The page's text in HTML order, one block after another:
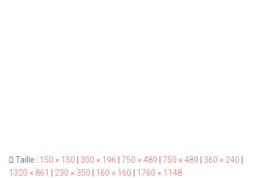
Taille : 150 × 150 300 × 196 750 × 489 750 × 489 360 × 240
1320 × 861
230 × 350 160 × 160 1760 × 1148